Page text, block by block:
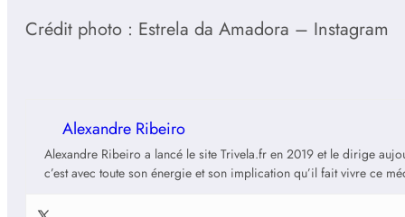
Crédit photo : Estrela da Amadora – Instagram
Alexandre Ribeiro
Alexandre Ribeiro a lancé le site Trivela.fr en 2019 et le dirige
c’est avec toute son énergie et son implication qu’il fait vivre ce